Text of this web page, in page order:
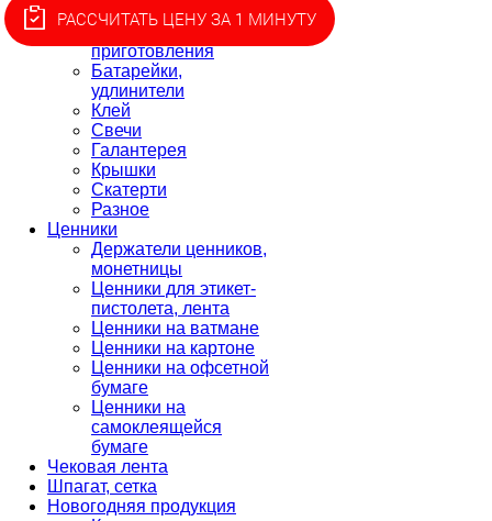
Товары для пикника
Товары для
приготовления
Батарейки,
удлинители
Клей
Свечи
Галантерея
Крышки
Скатерти
Разное
Ценники
Держатели ценников,
монетницы
Ценники для этикет-
пистолета, лента
Ценники на ватмане
Ценники на картоне
Ценники на офсетной
бумаге
Ценники на
самоклеящейся
бумаге
Чековая лента
Шпагат, сетка
Новогодняя продукция
РАССЧИТАТЬ ЦЕНУ ЗА 1 МИНУТУ